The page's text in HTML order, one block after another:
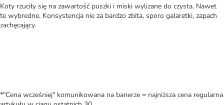
Koty rzuciły się na zawartość puszki i miski wylizane do czysta. Nawet
te wybredne. Konsystencja nie za bardzo zbita, sporo galaretki, zapach
zachęcający.
*"Cena wcześniej" komunikowana na banerze = najniższa cena regularna